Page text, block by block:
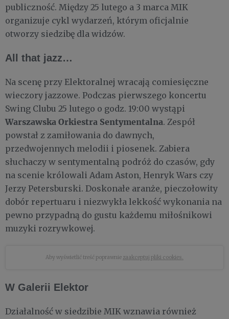
publiczność. Między 25 lutego a 3 marca MIK
organizuje cykl wydarzeń, którym oficjalnie
otworzy siedzibę dla widzów.
All that jazz…
Na scenę przy Elektoralnej wracają comiesięczne
wieczory jazzowe. Podczas pierwszego koncertu
Swing Clubu 25 lutego o godz. 19:00 wystąpi
Warszawska Orkiestra Sentymentalna. Zespół
powstał z zamiłowania do dawnych,
przedwojennych melodii i piosenek. Zabiera
słuchaczy w sentymentalną podróż do czasów, gdy
na scenie królowali Adam Aston, Henryk Wars czy
Jerzy Petersburski. Doskonałe aranże, pieczołowity
dobór repertuaru i niezwykła lekkość wykonania na
pewno przypadną do gustu każdemu miłośnikowi
muzyki rozrywkowej.
Aby wyświetlić treść poprawnie zaakceptuj pliki cookies.
W Galerii Elektor
Działalność w siedzibie MIK wznawia również